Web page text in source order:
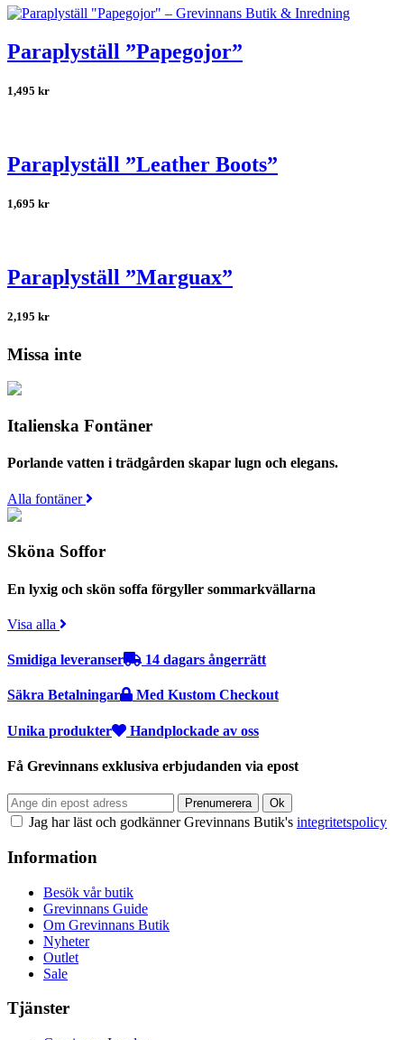
Paraplyställ ”Papegojor”
1,495 kr
Paraplyställ ”Leather Boots”
1,695 kr
Paraplyställ ”Marguax”
2,195 kr
Missa inte
Italienska Fontäner
Porlande vatten i trädgården skapar lugn och elegans.
Alla fontäner
Sköna Soffor
En lyxig och skön soffa förgyller sommarkvällarna
Visa alla
Smidiga leveranser 14 dagars ångerrätt
Säkra Betalningar Med Kustom Checkout
Unika produkter Handplockade av oss
Få Grevinnans exklusiva erbjudanden via epost
Jag har läst och godkänner Grevinnans Butik's integritetspolicy
Information
Besök vår butik
Grevinnans Guide
Om Grevinnans Butik
Nyheter
Outlet
Sale
Tjänster